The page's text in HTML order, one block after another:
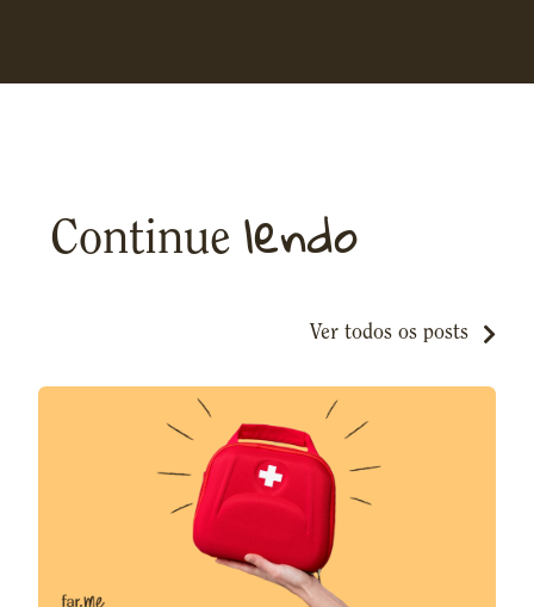
Continue lendo
Ver todos os posts